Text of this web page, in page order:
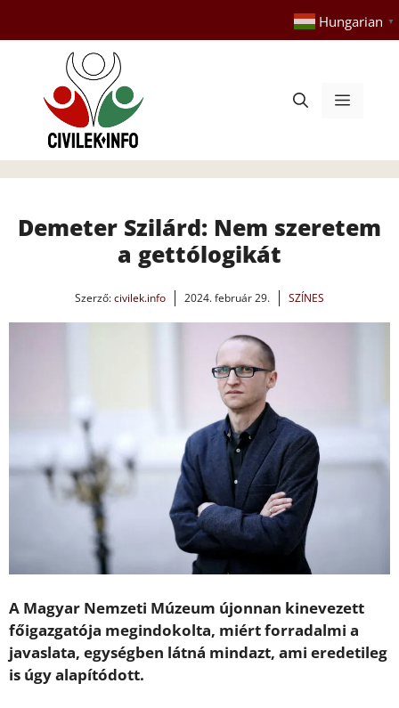
tartalomba
Hungarian ▼
Menü
Demeter Szilárd: Nem szeretem
a gettólogikát
Szerző:civilek.info 2024. február 29. SZÍNES
A Magyar Nemzeti Múzeum újonnan kinevezett
főigazgatója megindokolta, miért forradalmi a
javaslata, egységben látná mindazt, ami eredetileg
is úgy alapítódott.